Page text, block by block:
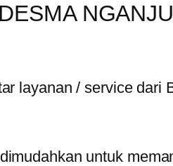
layanan / service dari
untuk